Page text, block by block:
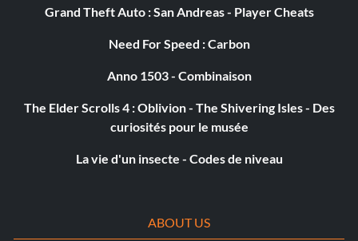
Codes de triche :
Appuyez sur [Enter] pendant le jeu, puis tapez l'un des
Ajouter du mana au héros - /cheat mana [nom du héros]+
Grand Theft Auto : San Andreas - Player Cheats
Need For Speed : Carbon
Anno 1503 - Combinaison
The Elder Scrolls 4 : Oblivion - The Shivering Isles - Des
curiosités pour le musée
La vie d'un insecte - Codes de niveau
ABOUT US